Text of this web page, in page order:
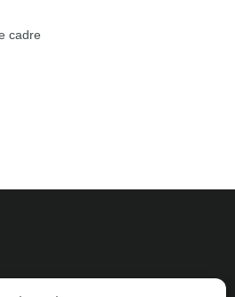
cadre